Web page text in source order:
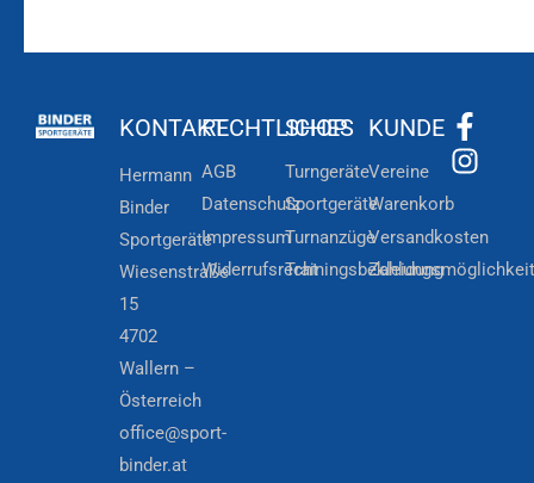
KONTAKT
Hermann
Binder
Sportgeräte
Wiesenstraße
15
4702
Wallern –
Österreich
office@sport-
binder.at
RECHTLICHES
AGB
Datenschutz
Impressum
Widerrufsrecht
SHOP
Turngeräte
Sportgeräte
Turnanzüge
Trainingsbekleidung
KUNDE
Vereine
Warenkorb
Versandkosten